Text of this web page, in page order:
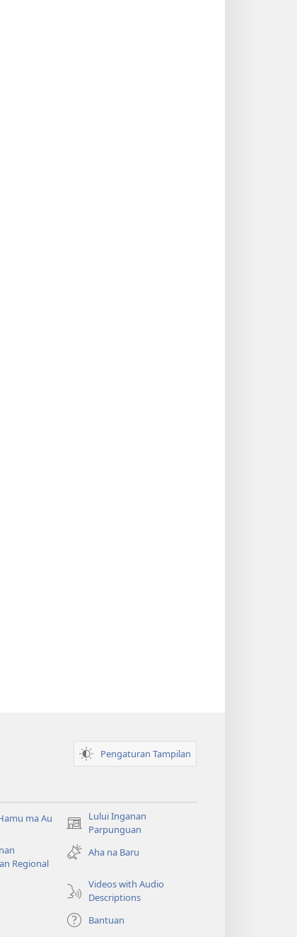
Pengaturan Tampilan
ma Au
Lului Inganan
Parpunguan
(opens
new
window)
Regional
Aha na Baru
Videos with Audio
Descriptions
Bantuan